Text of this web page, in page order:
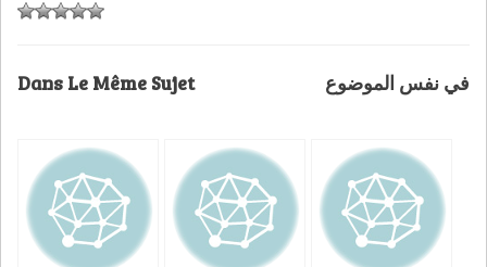
Dans Le Même Sujet في نفس الموضوع